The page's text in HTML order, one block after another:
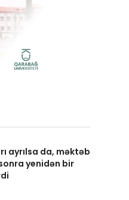
ayrılsa da, məktəb
yenidən bir